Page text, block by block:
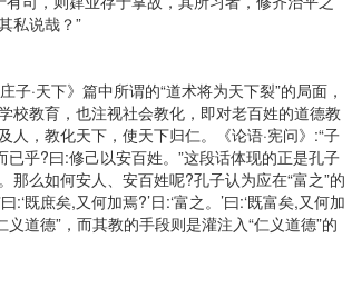
私说哉？”
·天下》篇中所谓的“道术将为天下裂”的局面，
校教育，也注视社会教化，即对老百姓的道德教
，教化天下，使天下归仁。《论语·宪问》:“子
乎?曰:修己以安百姓。”这段话体现的正是孔子
么如何安人、安百姓呢?孔子认为应在“富之”的
既庶矣,又何加焉?’日:‘富之。’曰:‘既富矣,又何加
义道德”，而其教的手段则是灌注入“仁义道德”的